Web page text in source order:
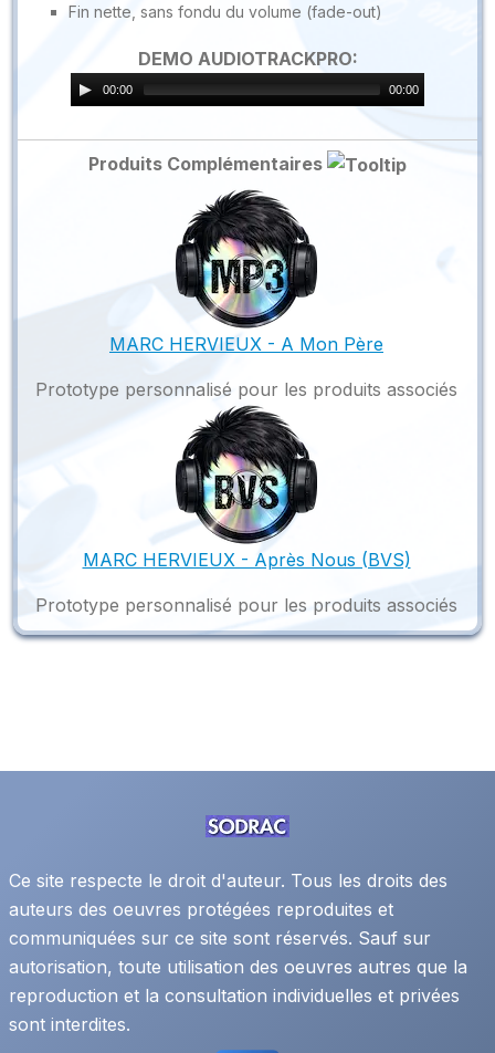
Fin nette, sans fondu du volume (fade-out)
DEMO AUDIOTRACKPRO:
00:00 00:00
Produits Complémentaires
MARC HERVIEUX - A Mon Père
Prototype personnalisé pour les produits associés
MARC HERVIEUX - Après Nous (BVS)
Prototype personnalisé pour les produits associés
Ce site respecte le droit d'auteur. Tous les droits des
auteurs des oeuvres protégées reproduites et
communiquées sur ce site sont réservés. Sauf sur
autorisation, toute utilisation des oeuvres autres que la
reproduction et la consultation individuelles et privées
sont interdites.